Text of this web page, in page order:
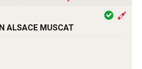
ALSACE MUSCAT